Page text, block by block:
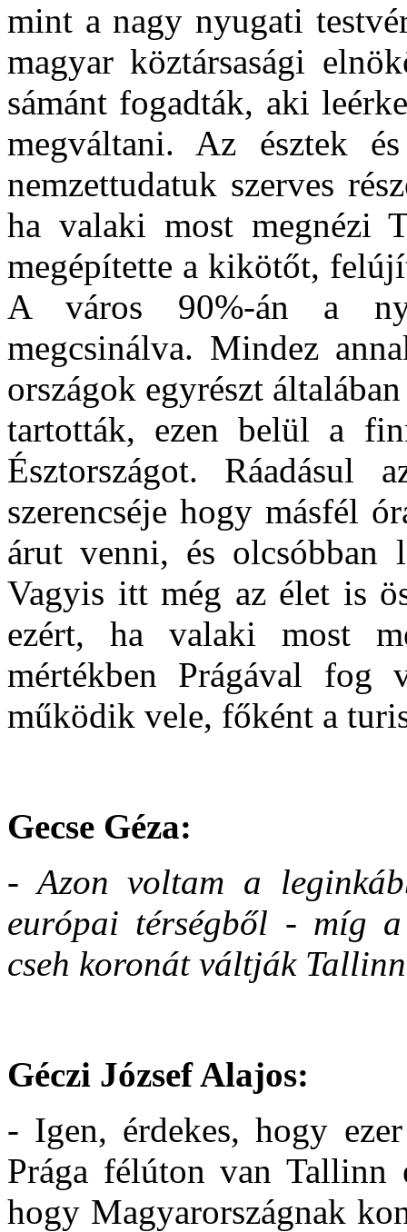
mint a nagy nyugati
magyar köztársasági
sámánt fogadták, aki
megváltani. Az észtek
nemzettudatuk szerves
ha valaki most megnézi
megépítette a kikötőt,
A város 90%-án a
megcsinálva. Mindez
országok egyrészt
tartották, ezen belül a
Észtországot.
szerencséje hogy másfél
árut venni, és olcsóbban
Vagyis itt még az élet is
ezért, ha valaki most
mértékben Prágával fog
működik vele, főként a
Gecse Géza:
- Azon voltam a
európai térségből - míg
cseh koronát váltják
Géczi József Alajos:
- Igen, érdekes, hogy
Prága félúton van Tallinn
hogy Magyarországnak